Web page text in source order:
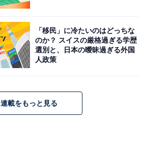
「移民」に冷たいのはどっちな
のか？ スイスの厳格過ぎる学歴
選別と、日本の曖昧過ぎる外国
人政策
連載をもっと見る